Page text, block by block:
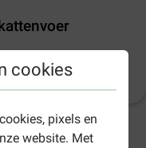
cookies
pixels en
website. Met
Productinformatie
tenzij anders aangegeven